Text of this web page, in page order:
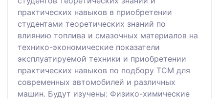
практических навыков в приобретении
студентами теоретических знаний по
влиянию топлива и смазочных материалов на
технико-экономические показатели
эксплуатируемой техники и приобретении
практических навыков по подбору ТСМ для
современных автомобилей и различных
машин. Будут изучены: Физико-химические